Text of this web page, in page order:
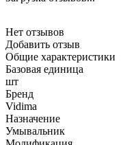
Нет отзывов
Добавить отзыв
Общие характеристики
Базовая единица
шт
Бренд
Vidima
Назначение
Умывальник